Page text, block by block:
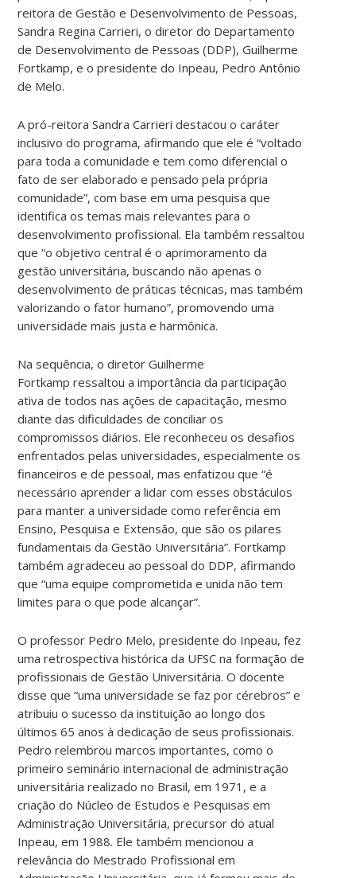
reitora de Gestão e Desenvolvimento de Pessoas,
Sandra Regina Carrieri, o diretor do Departamento
de Desenvolvimento de Pessoas (DDP), Guilherme
Fortkamp, e o presidente do Inpeau, Pedro Antônio
de Melo.
A pró-reitora Sandra Carrieri destacou o caráter
inclusivo do programa, afirmando que ele é “voltado
para toda a comunidade e tem como diferencial o
fato de ser elaborado e pensado pela própria
comunidade”, com base em uma pesquisa que
identifica os temas mais relevantes para o
desenvolvimento profissional. Ela também ressaltou
que “o objetivo central é o aprimoramento da
gestão universitária, buscando não apenas o
desenvolvimento de práticas técnicas, mas também
valorizando o fator humano”, promovendo uma
universidade mais justa e harmônica.
Na sequência, o diretor Guilherme
Fortkamp ressaltou a importância da participação
ativa de todos nas ações de capacitação, mesmo
diante das dificuldades de conciliar os
compromissos diários. Ele reconheceu os desafios
enfrentados pelas universidades, especialmente os
financeiros e de pessoal, mas enfatizou que “é
necessário aprender a lidar com esses obstáculos
para manter a universidade como referência em
Ensino, Pesquisa e Extensão, que são os pilares
fundamentais da Gestão Universitária”. Fortkamp
também agradeceu ao pessoal do DDP, afirmando
que “uma equipe comprometida e unida não tem
limites para o que pode alcançar”.
O professor Pedro Melo, presidente do Inpeau, fez
uma retrospectiva histórica da UFSC na formação de
profissionais de Gestão Universitária. O docente
disse que “uma universidade se faz por cérebros” e
atribuiu o sucesso da instituição ao longo dos
últimos 65 anos à dedicação de seus profissionais.
Pedro relembrou marcos importantes, como o
primeiro seminário internacional de administração
universitária realizado no Brasil, em 1971, e a
criação do Núcleo de Estudos e Pesquisas em
Administração Universitária, precursor do atual
Inpeau, em 1988. Ele também mencionou a
relevância do Mestrado Profissional em